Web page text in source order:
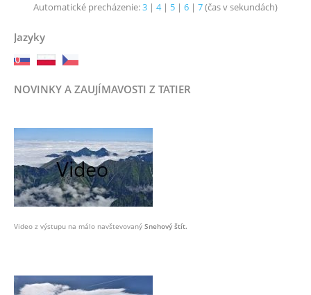
Automatické precházenie:3 | 4| 5 | 6 | 7(čas v sekundách)
Jazyky
NOVINKY A ZAUJÍMAVOSTI Z TATIER
Video z výstupu na málo navštevovaný Snehový štít.